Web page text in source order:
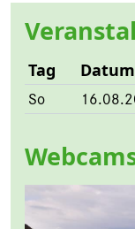
Tag Datum
So